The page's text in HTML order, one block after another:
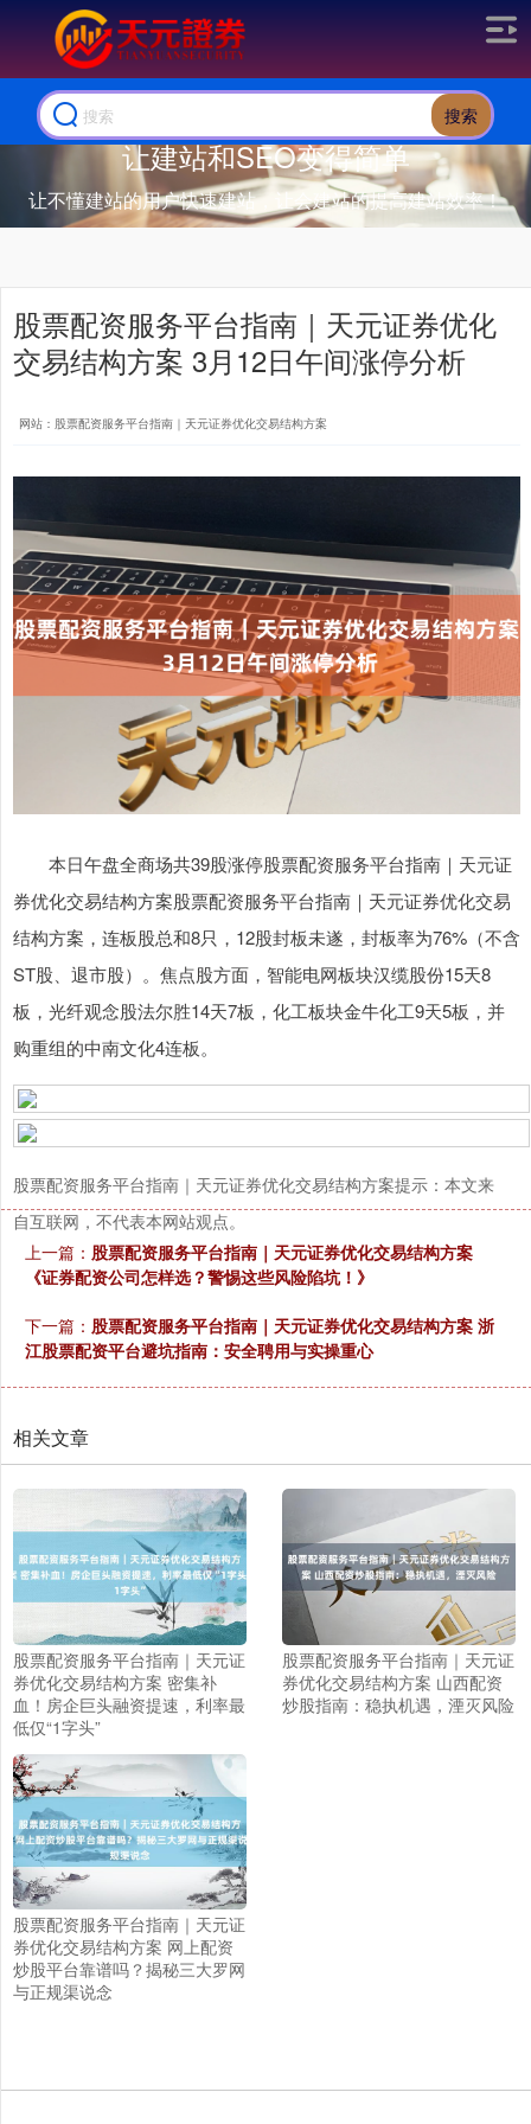
搜索
让建站和SEO变得简单
让不懂建站的用户快速建站，让会建站的提高建站效率！
股票配资服务平台指南｜天元证券优化
交易结构方案 3月12日午间涨停分析
网站：股票配资服务平台指南｜天元证券优化交易结构方案
本日午盘全商场共39股涨停股票配资服务平台指南｜天元证
券优化交易结构方案股票配资服务平台指南｜天元证券优化交易
结构方案，连板股总和8只，12股封板未遂，封板率为76%（不含
ST股、退市股）。焦点股方面，智能电网板块汉缆股份15天8
板，光纤观念股法尔胜14天7板，化工板块金牛化工9天5板，并
购重组的中南文化4连板。
股票配资服务平台指南｜天元证券优化交易结构方案提示：本文来
自互联网，不代表本网站观点。
上一篇： 股票配资服务平台指南｜天元证券优化交易结构方案
《证券配资公司怎样选？警惕这些风险陷坑！》
下一篇： 股票配资服务平台指南｜天元证券优化交易结构方案 浙
江股票配资平台避坑指南：安全聘用与实操重心
相关文章
股票配资服务平台指南｜天元证
券优化交易结构方案 密集补
血！房企巨头融资提速，利率最
低仅“1字头”
股票配资服务平台指南｜天元证
券优化交易结构方案 山西配资
炒股指南：稳执机遇，湮灭风险
股票配资服务平台指南｜天元证
券优化交易结构方案 网上配资
炒股平台靠谱吗？揭秘三大罗网
与正规渠说念
上证综指 3900.35